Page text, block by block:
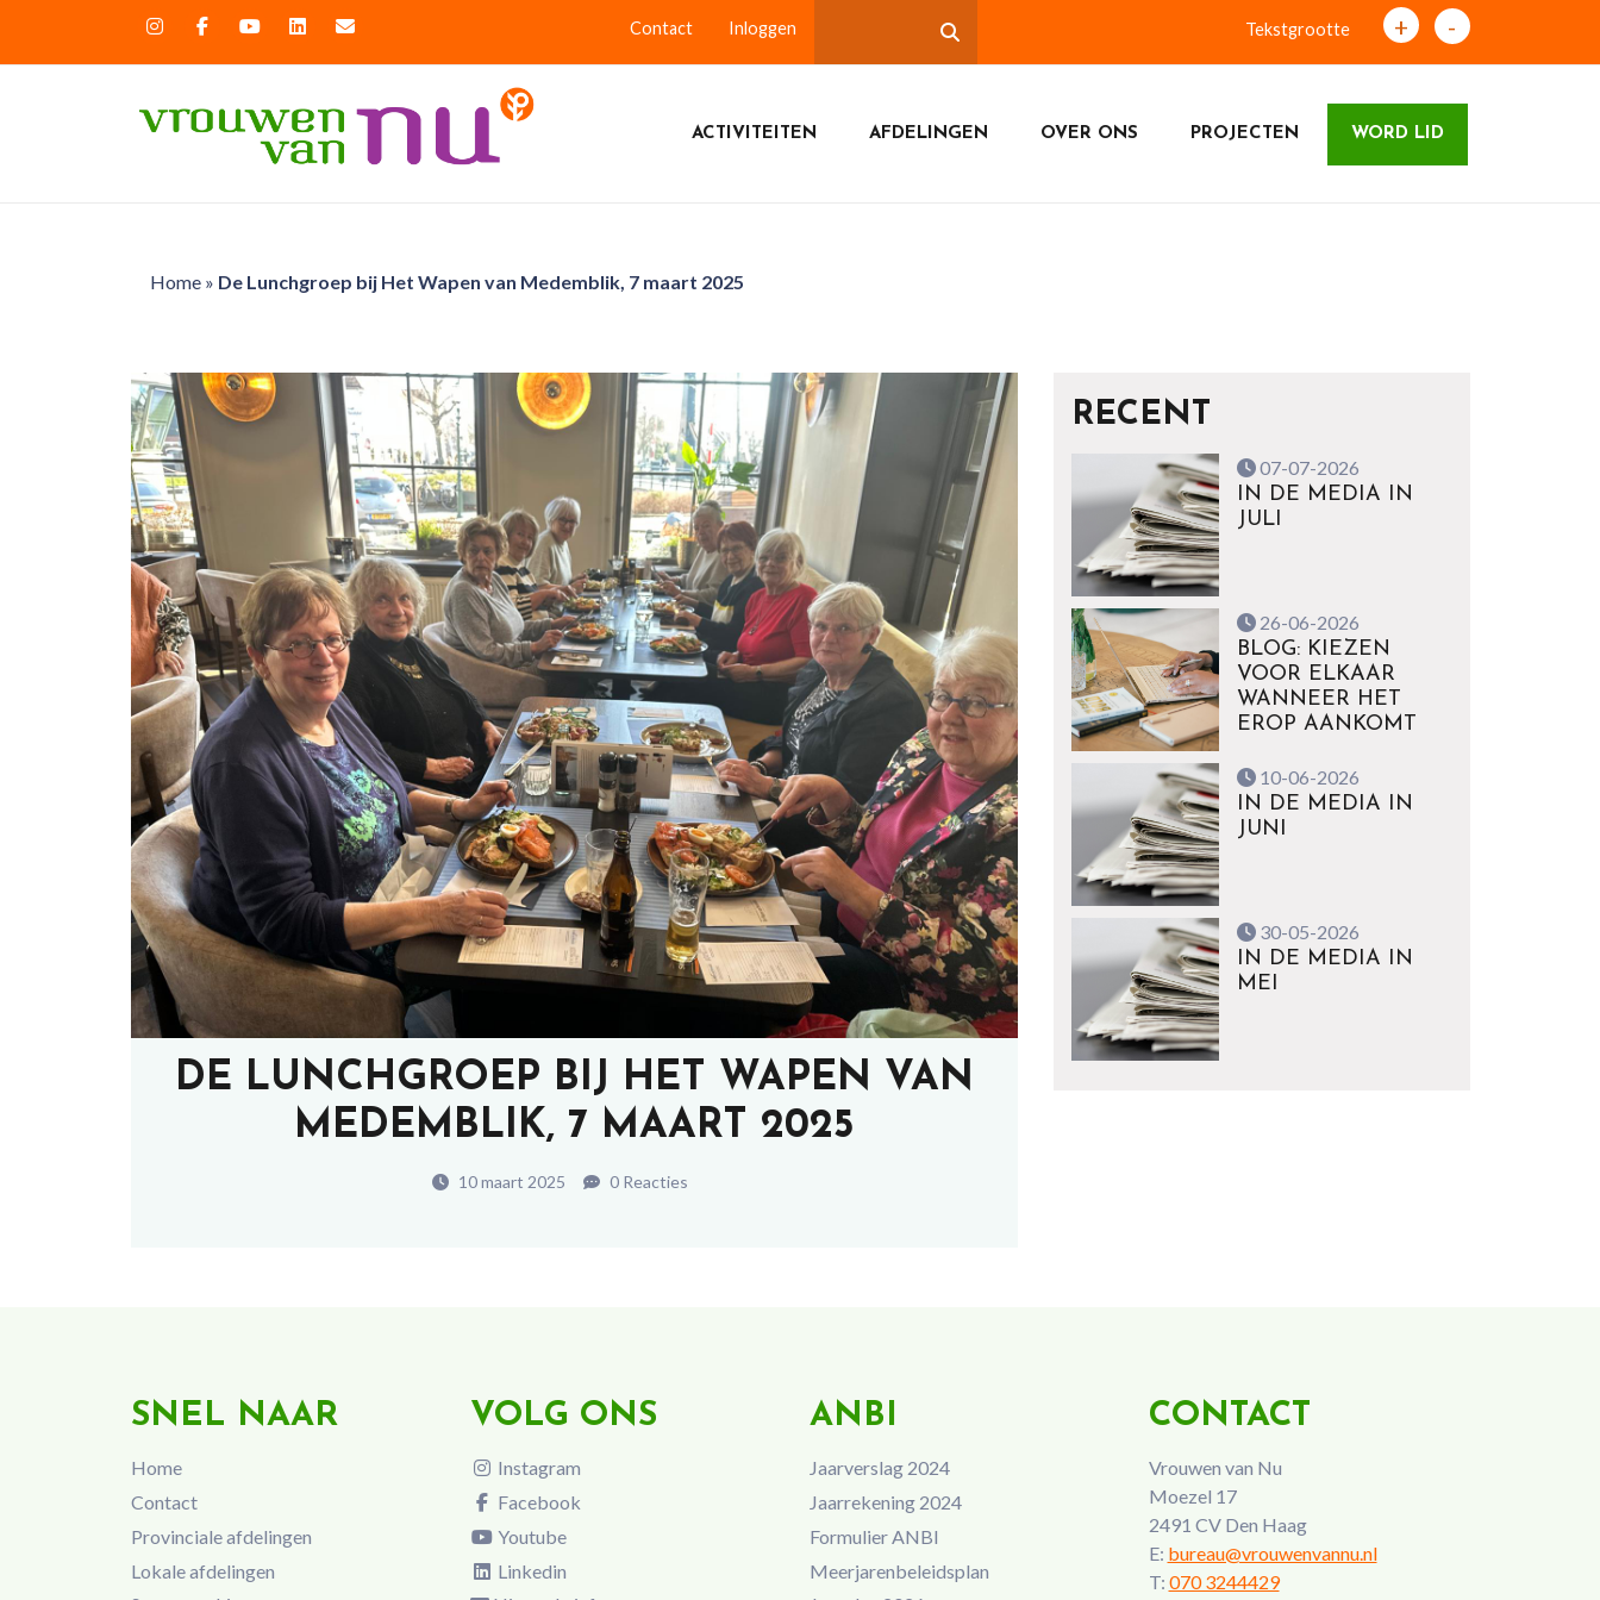
Contact Inloggen Tekstgrootte + -
ACTIVITEITEN AFDELINGEN OVER ONS PROJECTEN WORD LID
Home» De Lunchgroep bij Het Wapen van Medemblik, 7 maart 2025
DE LUNCHGROEP BIJ HET WAPEN VAN
MEDEMBLIK, 7 MAART 2025
10 maart 2025 0 Reacties
RECENT
07-07-2026
IN DE MEDIA IN
JULI
26-06-2026
BLOG: KIEZEN
VOOR ELKAAR
WANNEER HET
EROP AANKOMT
10-06-2026
IN DE MEDIA IN
JUNI
30-05-2026
IN DE MEDIA IN
MEI
SNEL NAAR
Home
Contact
Provinciale afdelingen
Lokale afdelingen
VOLG ONS
Instagram
Facebook
Youtube
Linkedin
ANBI
Jaarverslag 2024
Jaarrekening 2024
Formulier ANBI
Meerjarenbeleidsplan
CONTACT
Vrouwen van Nu
Moezel 17
2491 CV Den Haag
E: bureau@vrouwenvannu.nl
T: 070 3244429